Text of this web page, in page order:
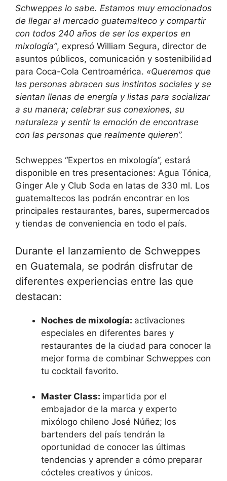
Schweppes lo sabe. Estamos muy emocionados
de llegar al mercado guatemalteco y compartir
con todos 240 años de ser los expertos en
mixología”, expresó William Segura, director de
asuntos públicos, comunicación y sostenibilidad
para Coca-Cola Centroamérica. «Queremos que
las personas abracen sus instintos sociales y se
sientan llenas de energía y listas para socializar
a su manera; celebrar sus conexiones, su
naturaleza y sentir la emoción de encontrase
con las personas que realmente quieren”.
Schweppes “Expertos en mixología”, estará
disponible en tres presentaciones: Agua Tónica,
Ginger Ale y Club Soda en latas de 330 ml. Los
guatemaltecos las podrán encontrar en los
principales restaurantes, bares, supermercados
y tiendas de conveniencia en todo el país.
Durante el lanzamiento de Schweppes
en Guatemala, se podrán disfrutar de
diferentes experiencias entre las que
destacan:
Noches de mixología: activaciones
especiales en diferentes bares y
restaurantes de la ciudad para conocer la
mejor forma de combinar Schweppes con
tu cocktail favorito.
Master Class: impartida por el
embajador de la marca y experto
mixólogo chileno José Núñez; los
bartenders del país tendrán la
oportunidad de conocer las últimas
tendencias y aprender a cómo preparar
cócteles creativos y únicos.